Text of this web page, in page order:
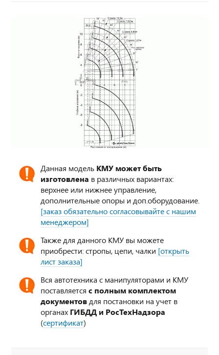
Данная модель КМУ может быть
изготовлена в различных вариантах:
верхнее или нижнее управление,
дополнительные опоры и доп.оборудование.
[заказ обязательно согласовывайте с нашим
менеджером]
Также для данного КМУ вы можете
приобрести: стропы, цепи, чалки [открыть
лист заказа]
Вся автотехника с манипуляторами и КМУ
поставляется с полным комплектом
документов для постановки на учет в
органах ГИБДД и РосТехНадзора
(сертификат)